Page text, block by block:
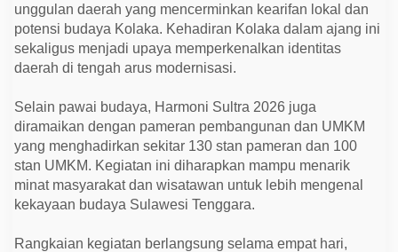
0
2
unggulan daerah yang mencerminkan kearifan lokal dan
potensi budaya Kolaka. Kehadiran Kolaka dalam ajang ini
sekaligus menjadi upaya memperkenalkan identitas
daerah di tengah arus modernisasi.
Selain pawai budaya, Harmoni Sultra 2026 juga
diramaikan dengan pameran pembangunan dan UMKM
yang menghadirkan sekitar 130 stan pameran dan 100
stan UMKM. Kegiatan ini diharapkan mampu menarik
minat masyarakat dan wisatawan untuk lebih mengenal
kekayaan budaya Sulawesi Tenggara.
Rangkaian kegiatan berlangsung selama empat hari,